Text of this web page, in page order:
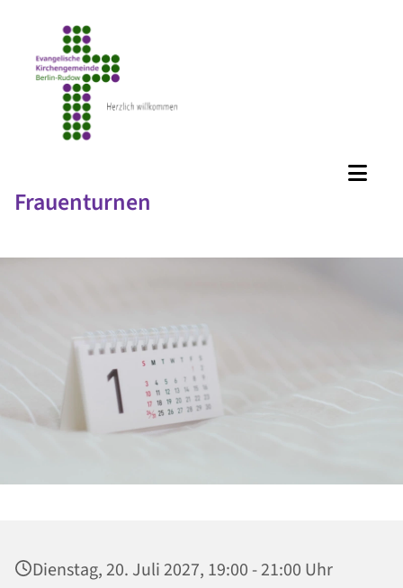
Frauenturnen
Dienstag, 20. Juli 2027, 19:00 - 21:00 Uhr